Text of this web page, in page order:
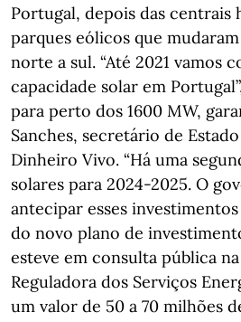
Portugal, depois das centrais
parques eólicos que
norte a sul. “Até 2021 vamos
capacidade solar em
para perto dos 1600 MW,
Sanches, secretário de
Dinheiro Vivo. “Há uma
solares para 2024-2025. O
antecipar esses
do novo plano de
esteve em consulta pública
Reguladora dos Serviços
um valor de 50 a 70 milhões